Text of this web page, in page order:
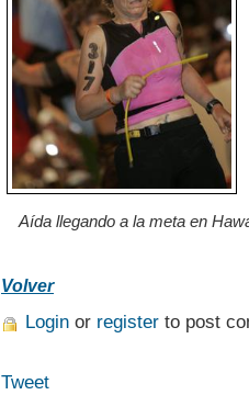
Aída llegando a la meta en
Volver
Login or register to post
Tweet